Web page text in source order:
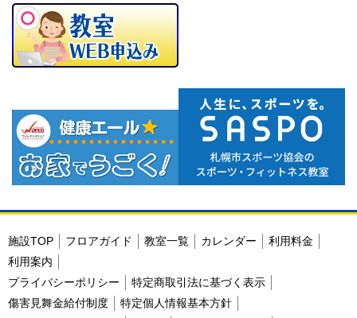
施設TOP フロアガイド 教室一覧 カレンダー
利用料金
利用案内
プライバシーポリシー
特定商取引法に基づく表示
傷害見舞金給付制度
特定個人情報基本方針